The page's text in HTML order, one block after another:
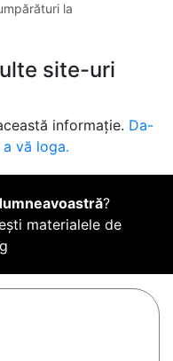
la
site-uri
informație. Da-
vă loga.
?
materialele de